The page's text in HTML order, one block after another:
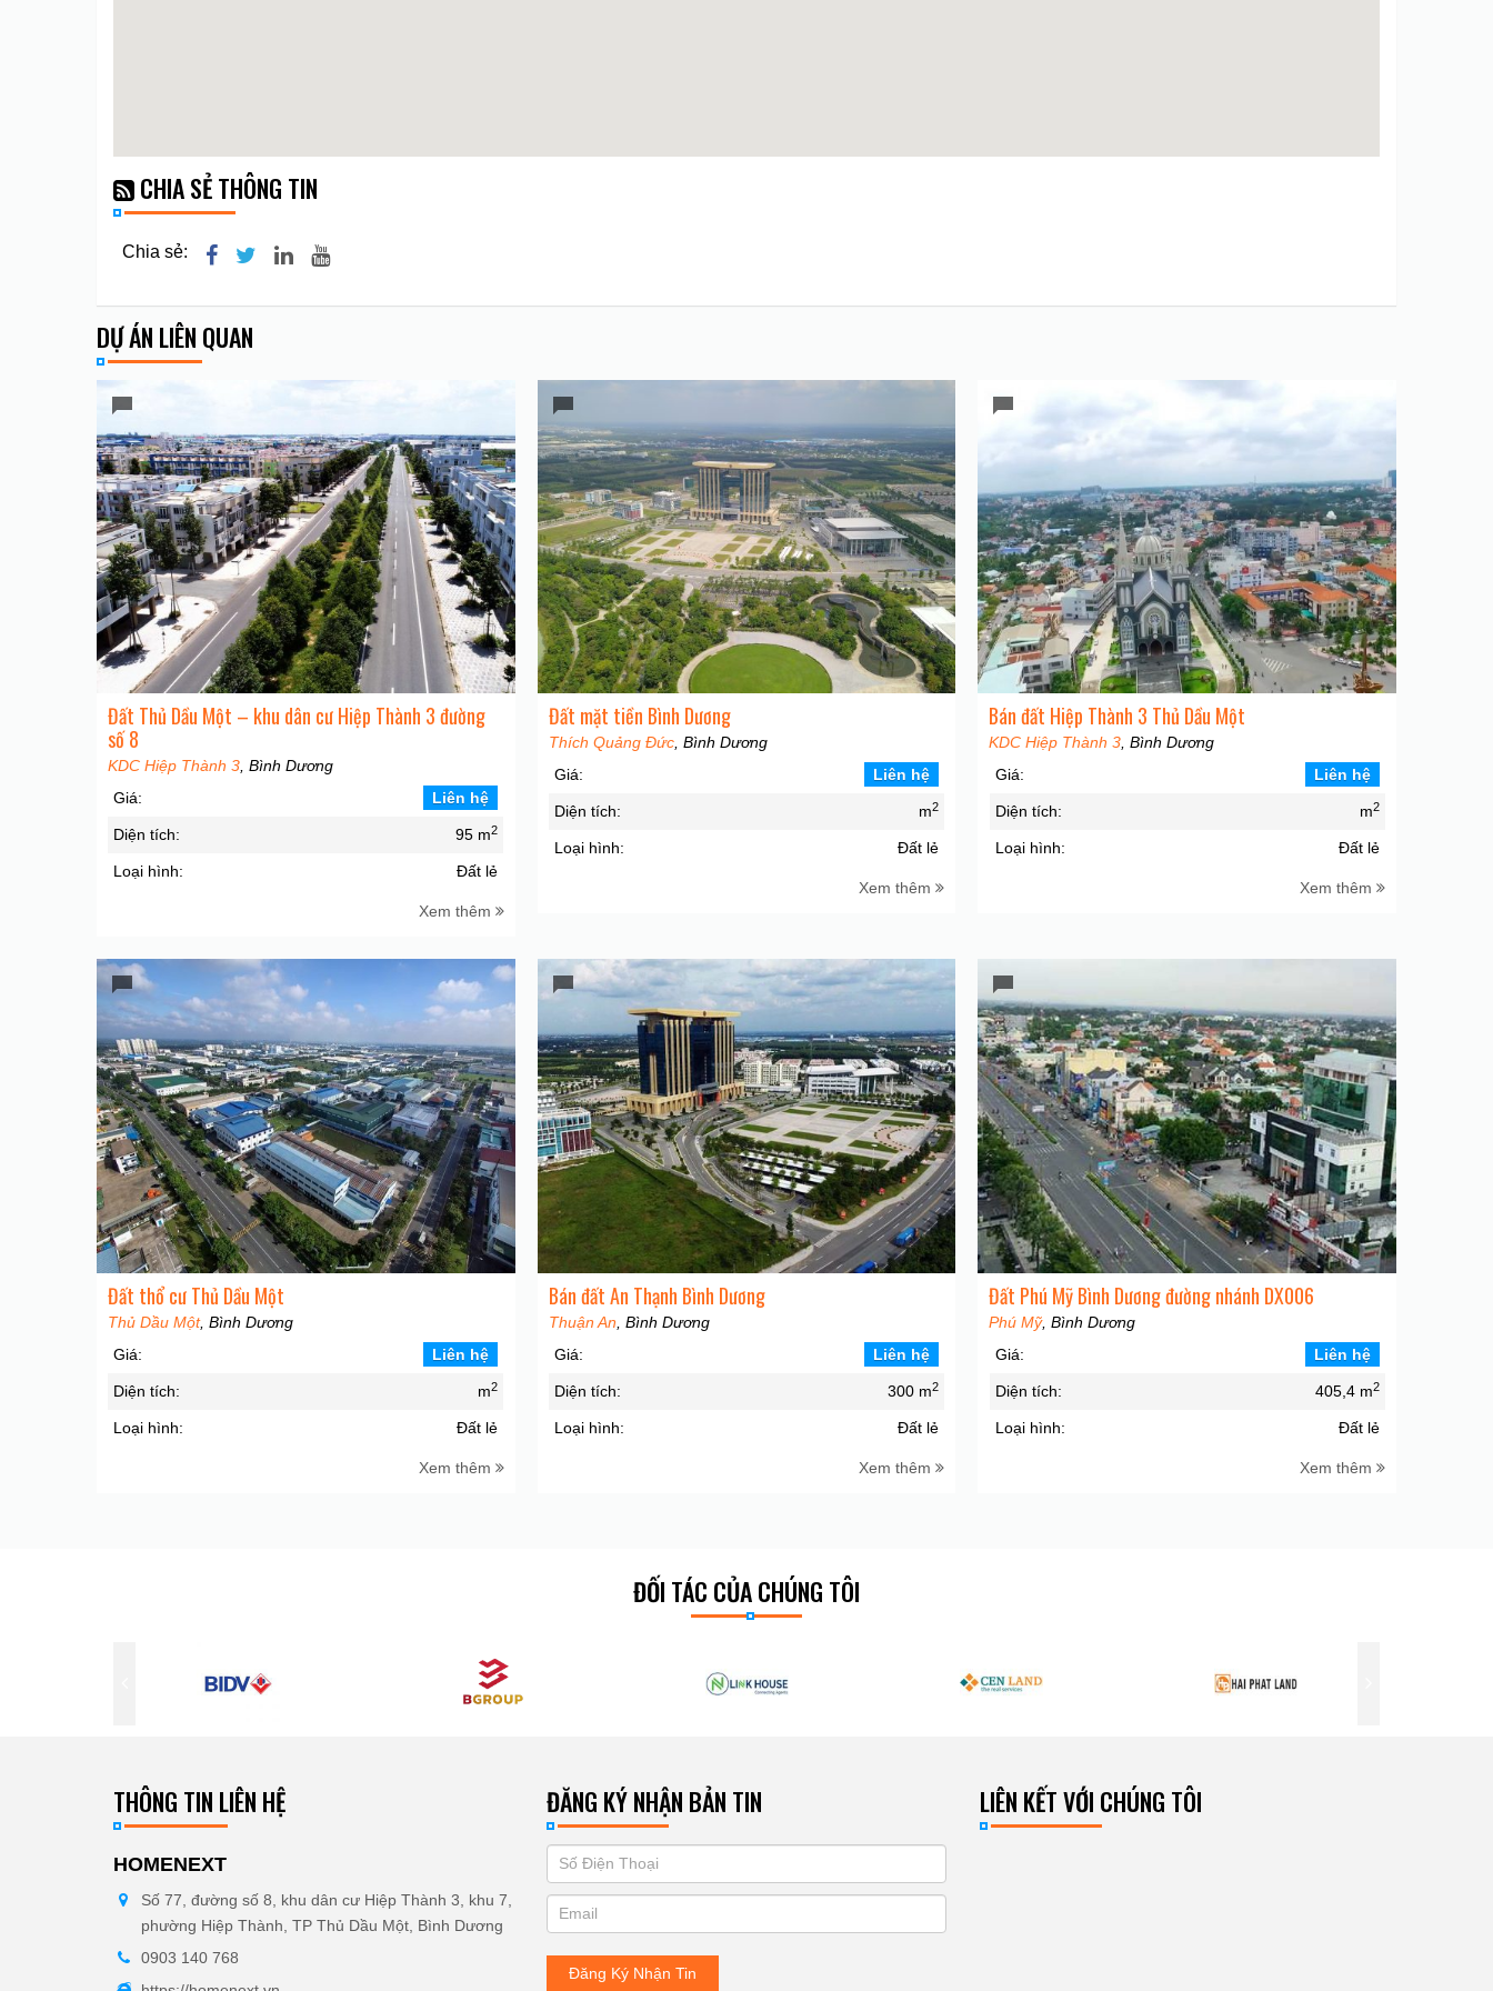
CHIA SẺ THÔNG TIN
Chia sẻ:
DỰ ÁN LIÊN QUAN
Đất Thủ Dầu Một – khu dân cư Hiệp Thành 3 đường
số 8
KDC Hiệp Thành 3, Bình Dương
Giá:
Liên hệ
Diện tích: 95 m2
Loại hình: Đất lẻ
Xem thêm
Đất mặt tiền Bình Dương
Thích Quảng Đức, Bình Dương
Giá:
Liên hệ
Diện tích: m2
Loại hình: Đất lẻ
Xem thêm
Bán đất Hiệp Thành 3 Thủ Dầu Một
KDC Hiệp Thành 3, Bình Dương
Giá:
Liên hệ
Diện tích: m2
Loại hình: Đất lẻ
Xem thêm
Đất thổ cư Thủ Dầu Một
Thủ Dầu Một, Bình Dương
Giá:
Liên hệ
Diện tích: m2
Loại hình: Đất lẻ
Xem thêm
Bán đất An Thạnh Bình Dương
Thuận An , Bình Dương
Giá:
Liên hệ
Diện tích: 300 m2
Loại hình: Đất lẻ
Xem thêm
Đất Phú Mỹ Bình Dương đường nhánh DX006
Phú Mỹ, Bình Dương
Giá:
Liên hệ
Diện tích: 405,4 m2
Loại hình: Đất lẻ
Xem thêm
ĐỐI TÁC CỦA CHÚNG TÔI
THÔNG TIN LIÊN HỆ
HOMENEXT
Số 77, đường số 8, khu dân cư Hiệp Thành 3, khu 7,
phường Hiệp Thành, TP Thủ Dầu Một, Bình Dương
0903 140 768
ĐĂNG KÝ NHẬN BẢN TIN
ĐĂNG
KÝ
NHẬN
BẢN
you
are
human,
leave
this
Đăng Ký Nhận Tin
LIÊN KẾT VỚI CHÚNG TÔI